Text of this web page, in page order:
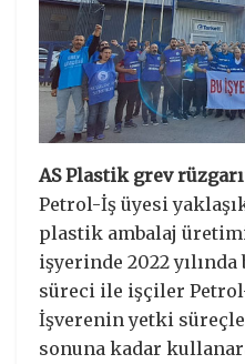
AS Plastik grev
Petrol-İş üyesi
plastik ambalaj
işyerinde 2022
süreci ile işçiler
İşverenin yetki
sonuna kadar